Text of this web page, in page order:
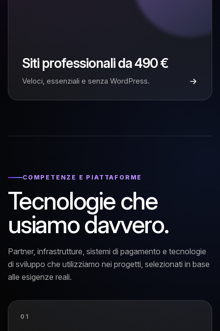
Siti professionali da 490 €
Veloci, essenziali e senza WordPress.
COMPETENZE E PIATTAFORME
Tecnologie che
usiamo davvero.
Partner, infrastrutture, sistemi di pagamento e tecnologie
di sviluppo che utilizziamo nei progetti, selezionati in base
alle esigenze reali.
01